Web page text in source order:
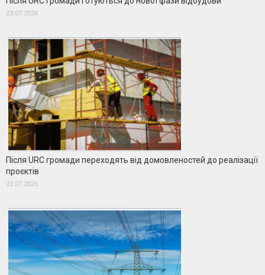
23.07.2026
Після URC громади переходять від домовленостей до реалізації
проєктів
22.07.2026